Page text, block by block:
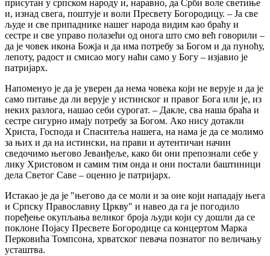
присутан у српском народу и, наравно, да Срби воле светиње
и, изнад свега, поштује и воли Пресвету Богородицу. – Ја све
људе и све припаднике нашег народа видим као браћу и
сестре и све управо полазећи од онога што смо већ говорили –
да је човек икона Божја и да има потребу за Богом и да пуноћу,
лепоту, радост и смисао могу наћи само у Богу – изјавио је
патријарх.
Напоменуо је да је уверен да нема човека који не верује и да је
само питање да ли верује у истинског и правог Бога или је, из
неких разлога, нашао себи сурогат. – Дакле, сва наша браћа и
сестре сигурно имају потребу за Богом. Ако нису дотакли
Христа, Господа и Спаситеља нашега, на нама је да се молимо
за њих и да на истински, на прави и аутентичан начин
сведочимо његово Јеванђеље, како би они препознали себе у
лику Христовом и самим тим онда и они постали баштиници
дела Светог Саве – оценио је патријарх.
Истакао је да је "његово да се моли и за оне који нападају њега
и Српску Православну Цркву" и навео да га је погодило
поређење окупљања великог броја људи који су дошли да се
поклоне Појасу Пресвете Богородице са концертом Марка
Перковића Томпсона, хрватског певача познатог по величању
усташтва.